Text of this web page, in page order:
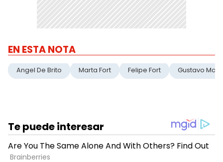
EN ESTA NOTA
Angel De Brito Marta Fort Felipe Fort Gustavo